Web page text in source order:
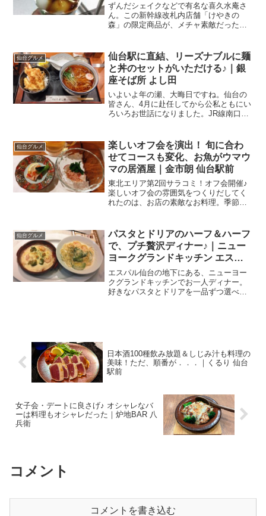
ずんだシェイクなどで有名な喜久水庵さ
ん。この新幹線改札内店舗「けやきの
森」の限定商品が、メチャ素敵だったん
に戻る私。仙台駅まで歩いて、新幹線改
札のある3階までエスカレ...
仙台グルメ
仙台駅に直結、リーズナブルに麺
と丼のセットがいただける♪｜銀
座そば所 よし田
いよいよ年の瀬、大晦日ですね。仙台の
皆さん、4月に赴任してから公私ともにい
ろいろお世話になりました。JR線南口改
ま夕食を取ってから帰宅することにした
私。仙台駅に直結、エ...
仙台グルメ
楽しいオフ会を演出！ 旬に合わ
せてコースも変化、お魚がウマウ
マの居酒屋｜金市朗 仙台駅前
東北エリア第2回サラコミ！オフ会開催♪
楽しいオフ会の雰囲気をつくりだしてく
れたのは、お店の素敵なお料理。季節に
魚がとにかく美味しかった、そんな印象
です。えっと、幹事目...
仙台グルメ
パスタとドリアのハーフ＆ハーフ
で、プチ贅沢ディナー♪｜ニュー
ヨークグランドキッチン エスパ
ル仙台
エスパル仙台の地下にある、ニューヨー
クグランドキッチンでお一人ディナー。
好きなパスタとドリアを一品ずつ選べる
日本酒100種飲み放題＆しじみ汁も料理の
美味！ただ、順番が．．．｜くるり 仙台
駅前
女子会・デートに良さげ♪ オシャレなバ
ーは料理もオシャレだった｜炉地BAR 八
兵衛
コメント
コメントを書き込む